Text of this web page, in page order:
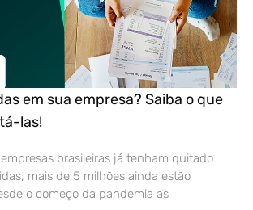
em sua empresa? Saiba o que
las!
brasileiras já tenham quitado
mais de 5 milhões ainda estão
o começo da pandemia as